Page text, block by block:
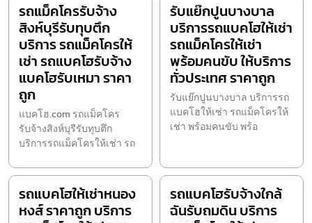
รถแม็คโครรับจ้าง
สิงห์บุรีรับทุบตึก
บริการ รถแม็คโครให้
เช่า รถแบคโฮรับจ้าง
แบคโฮรับเหมา ราคา
ถูก
แบคโฮ.com รถแม็คโคร
รับจ้างสิงห์บุรีรับทุบตึก
บริการรถแม็คโครให้เช่า รถ
รับแย๊กปูนบางบาล
บริการรถแบคโฮให้เช่า
รถแม็คโครให้เช่า
พร้อมคนขับ ให้บริการ
ทั่วประเทศ ราคาถูก
รับแย๊กปูนบางบาล บริการรถ
แบคโฮให้เช่า รถแม็คโครให้
เช่า พร้อมคนขับ พร้อ
รถแบคโฮให้เช่าหนอง
หงส์ ราคาถูก บริการ
รถแบคโฮรับจ้างใกล้
ฉันรับถมดิน บริการ